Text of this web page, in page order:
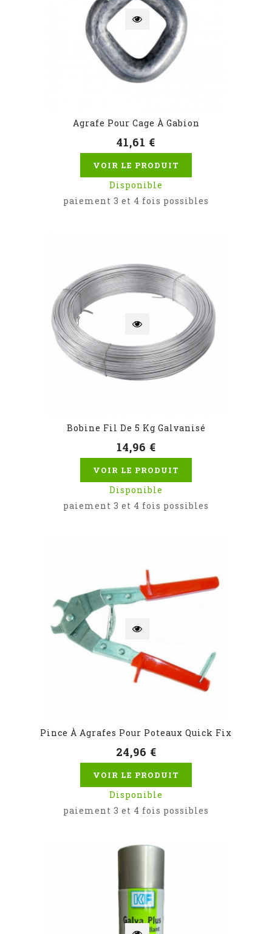
Agrafe Pour Cage À Gabion
41,61 €
VOIR LE PRODUIT
Disponible
paiement 3 et 4 fois possibles
Bobine Fil De 5 Kg Galvanisé
14,96 €
VOIR LE PRODUIT
Disponible
paiement 3 et 4 fois possibles
Pince À Agrafes Pour Poteaux Quick Fix
24,96 €
VOIR LE PRODUIT
Disponible
paiement 3 et 4 fois possibles